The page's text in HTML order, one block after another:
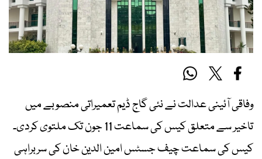
وفاقی آئینی عدالت نے نئی گاج ڈیم تعمیراتی منصوبے میں
تاخیر سے متعلق کیس کی سماعت 11 جون تک ملتوی کردی۔
کیس کی سماعت چیف جسٹس امین الدین خان کی سربراہی